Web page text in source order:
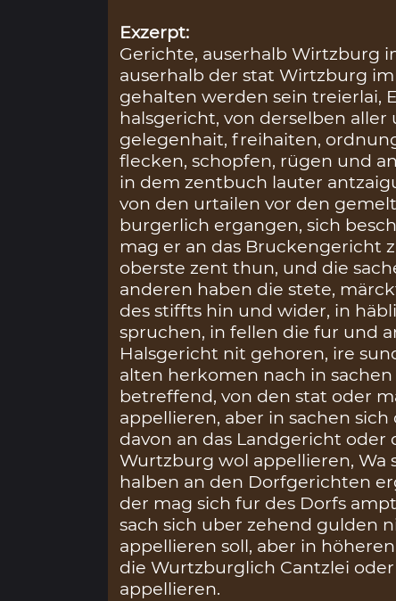
Exzerpt:
Gerichte, auserhalb Wirtzburg
auserhalb der stat Wirtzburg
gehalten werden sein treierlai,
halsgericht, von derselben
gelegenhait, freihaiten,
flecken, schopfen, rügen und
in dem zentbuch lauter
von den urtailen vor den
burgerlich ergangen, sich
mag er an das Bruckengericht
oberste zent thun, und die
anderen haben die stete,
des stiffts hin und wider, in
spruchen, in fellen die fur und
Halsgericht nit gehoren, ire
alten herkomen nach in
betreffend, von den stat oder
appellieren, aber in sachen
davon an das Landgericht
Wurtzburg wol appellieren, Wa
halben an den Dorfgerichten
der mag sich fur des Dorfs
sach sich uber zehend gulden
appellieren soll, aber in
die Wurtzburglich Cantzlei
appellieren.